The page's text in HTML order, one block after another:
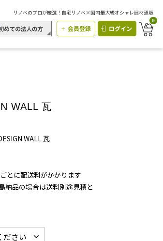
リノベのプロが厳選！自宅リノベ×国内最大級オシャレ建材通販
会員登録 ログイン
0
WALL 瓦
WALL 瓦
とに配送料がかかります
納品の場合は送料別途見積と